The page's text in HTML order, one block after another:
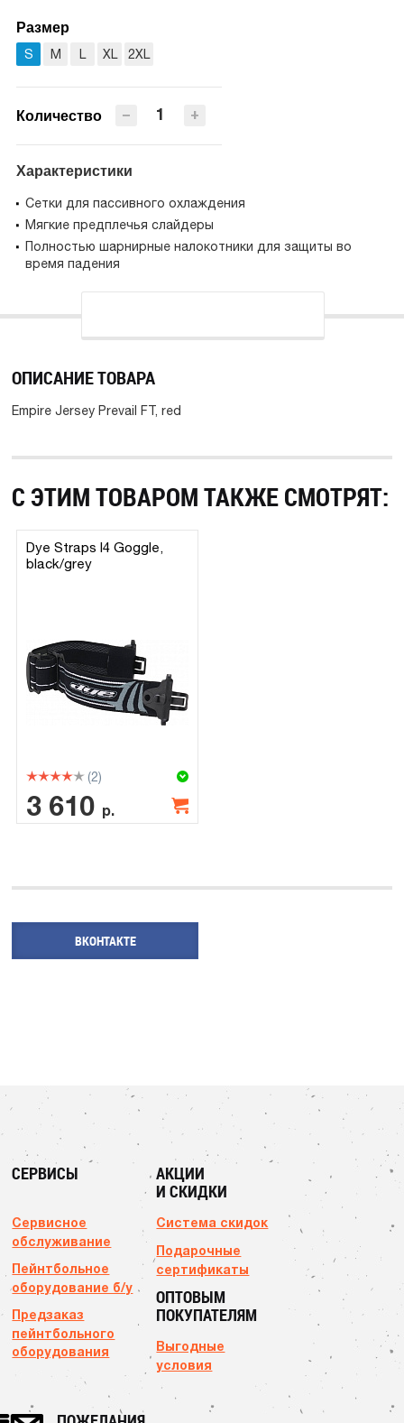
Размер
S M L XL 2XL
Количество +
−
Характеристики
Сетки для пассивного охлаждения
Мягкие предплечья слайдеры
Полностью шарнирные налокотники для защиты во
время падения
ОПИСАНИЕ ТОВАРА
Empire Jersey Prevail FT, red
С ЭТИМ ТОВАРОМ ТАКЖЕ СМОТРЯТ:
Dye Straps I4 Goggle,
black/grey
(2)
3 610 р.
ВКОНТАКТЕ
СЕРВИСЫ
Сервисное
обслуживание
Пейнтбольное
оборудование б/у
Предзаказ
пейнтбольного
оборудования
АКЦИИ
И СКИДКИ
Система скидок
Подарочные
сертификаты
ОПТОВЫМ
ПОКУПАТЕЛЯМ
Выгодные
условия